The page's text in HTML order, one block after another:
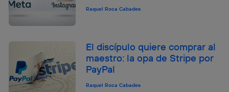
Raquel Roca Cabades
El discípulo quiere comprar al
maestro: la opa de Stripe por
PayPal
Raquel Roca Cabades